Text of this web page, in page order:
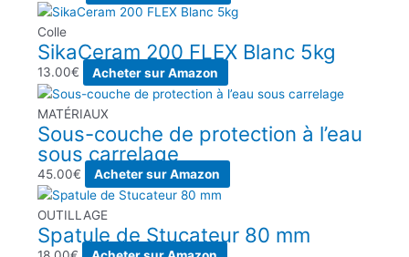
Colle
SikaCeram 200 FLEX Blanc 5kg
13.00€ Acheter sur Amazon
MATÉRIAUX
Sous-couche de protection à l’eau
sous carrelage
45.00€ Acheter sur Amazon
OUTILLAGE
Spatule de Stucateur 80 mm